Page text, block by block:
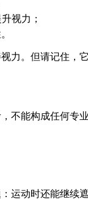
视力；
力。但请记住
不能构成任何
运动时还能继